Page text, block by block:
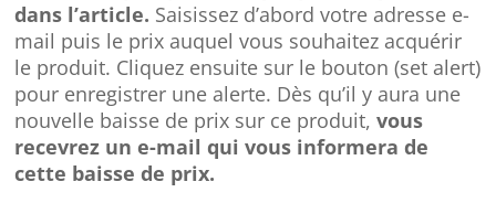
dans l’article. Saisissez d’abord votre adresse e-
mail puis le prix auquel vous souhaitez acquérir
le produit. Cliquez ensuite sur le bouton (set alert)
pour enregistrer une alerte. Dès qu’il y aura une
nouvelle baisse de prix sur ce produit,vous
recevrez un e-mail qui vous informera de
cette baisse de prix.